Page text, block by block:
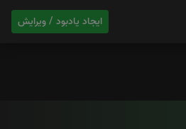
ایجاد یادبود / ویرایش